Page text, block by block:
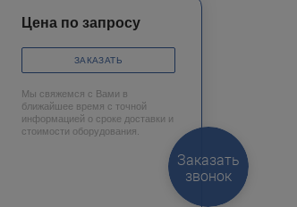
Цена по запросу
ЗАКАЗАТЬ
Мы свяжемся с Вами в
ближайшее время с точной
информацией о сроке доставки и
стоимости оборудования.
Заказать
звонок